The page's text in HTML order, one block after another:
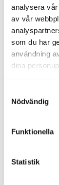
analysera
av vår
som du har
användning
dina
delning av
som är
Nödvändig
Funktionella
Statistik
har